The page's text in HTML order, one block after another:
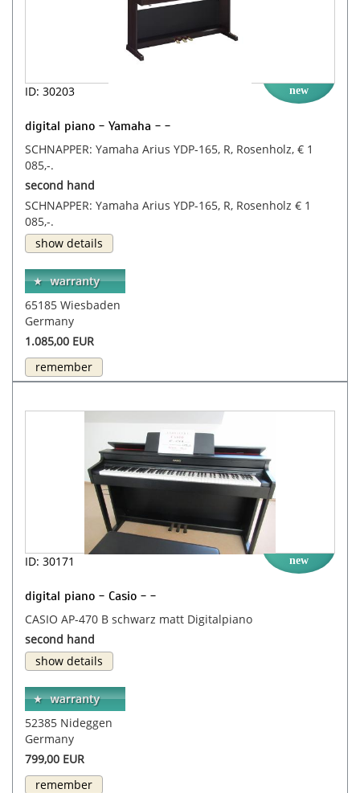
ID: 30203 new
digital piano - Yamaha - -
SCHNAPPER: Yamaha Arius YDP-165, R, Rosenholz, € 1
085,-.
second hand
SCHNAPPER: Yamaha Arius YDP-165, R, Rosenholz € 1
085,-.
show details
65185 Wiesbaden
Germany
1.085,00 EUR
remember
ID: 30171 new
digital piano - Casio - -
CASIO AP-470 B schwarz matt Digitalpiano
second hand
show details
52385 Nideggen
Germany
799,00 EUR
remember